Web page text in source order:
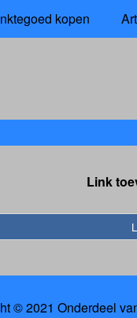
kopen
Link
© 2021 Onderdeel